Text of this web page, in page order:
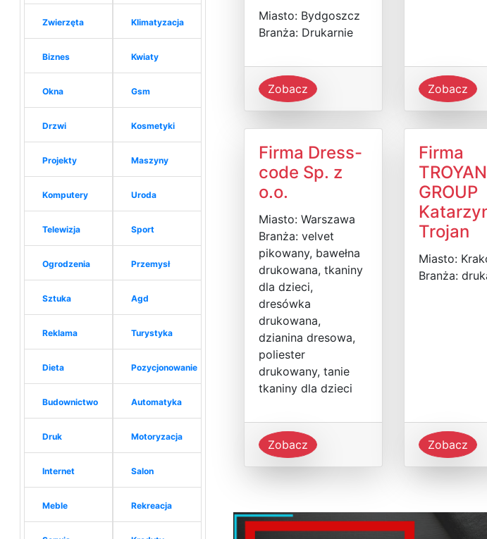
Zwierzęta
Biznes
Okna
Drzwi
Projekty
Komputery
Telewizja
Ogrodzenia
Sztuka
Reklama
Dieta
Budownictwo
Druk
Internet
Meble
Klimatyzacja
Kwiaty
Gsm
Kosmetyki
Maszyny
Uroda
Sport
Przemysł
Agd
Turystyka
Pozycjonowanie
Automatyka
Motoryzacja
Salon
Rekreacja
Miasto: Bydgoszcz
Branża: Drukarnie
Zobacz Zobacz
Firma Dress-
code Sp. z
o.o.
Miasto: Warszawa
Branża: velvet
pikowany, bawełna
drukowana, tkaniny
dla dzieci,
dresówka
drukowana,
dzianina dresowa,
poliester
drukowany, tanie
tkaniny dla dzieci
Zobacz
Firma
TROYAN
GROUP
Trojan
Miasto:
Branża:
Zobacz